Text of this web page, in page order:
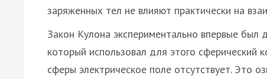
заряженных тел не влияют практически на
Закон Кулона экспериментально впервые был
который использовал для этого сферический
сферы электрическое поле отсутствует. Это